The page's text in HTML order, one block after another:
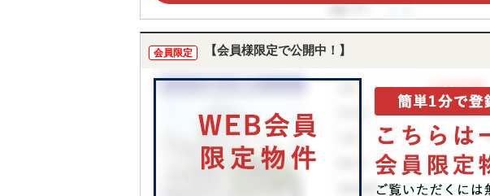
会員限定 【会員様限定で公開中！】